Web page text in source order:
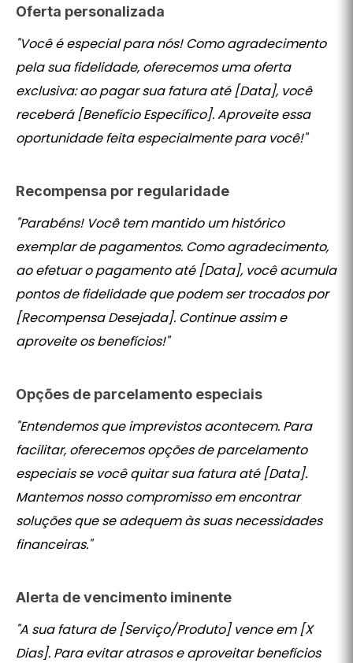
Oferta personalizada
"Você é especial para nós! Como agradecimento
pela sua fidelidade, oferecemos uma oferta
exclusiva: ao pagar sua fatura até [Data], você
receberá [Benefício Específico]. Aproveite essa
oportunidade feita especialmente para você!"
Recompensa por regularidade
"Parabéns! Você tem mantido um histórico
exemplar de pagamentos. Como agradecimento,
ao efetuar o pagamento até [Data], você acumula
pontos de fidelidade que podem ser trocados por
[Recompensa Desejada]. Continue assim e
aproveite os benefícios!"
Opções de parcelamento especiais
"Entendemos que imprevistos acontecem. Para
facilitar, oferecemos opções de parcelamento
especiais se você quitar sua fatura até [Data].
Mantemos nosso compromisso em encontrar
soluções que se adequem às suas necessidades
financeiras."
Alerta de vencimento iminente
"A sua fatura de [Serviço/Produto] vence em [X
Dias]. Para evitar atrasos e aproveitar benefícios